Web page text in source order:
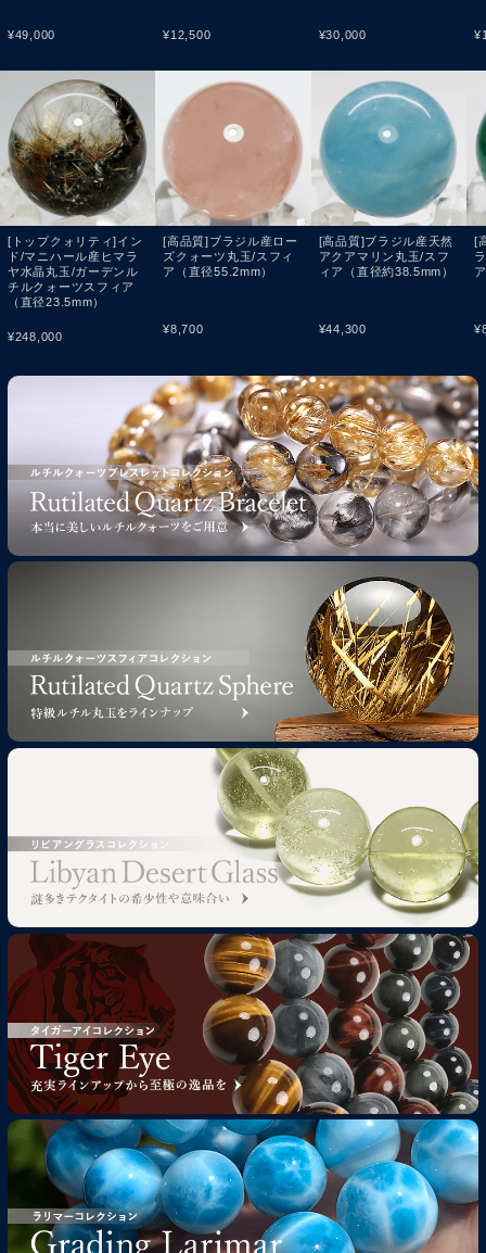
¥49,000
[トップクォリティ]イン
ド/マニハール産ヒマラ
ヤ水晶丸玉/ガーデンル
チルクォーツスフィア
（直径23.5mm）
¥248,000
¥12,500
[高品質]ブラジル産ロー
ズクォーツ丸玉/スフィ
ア（直径55.2mm）
¥8,700
¥30,000
[高品質]ブラジル産天然
アクアマリン丸玉/スフ
ィア（直径約38.5mm）
¥44,300
¥
[
¥